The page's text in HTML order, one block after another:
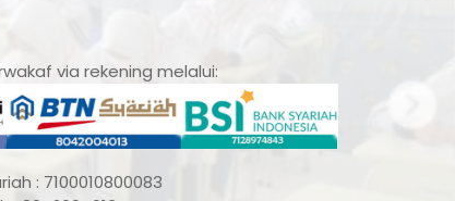
via rekening melalui:
: 7100010800083